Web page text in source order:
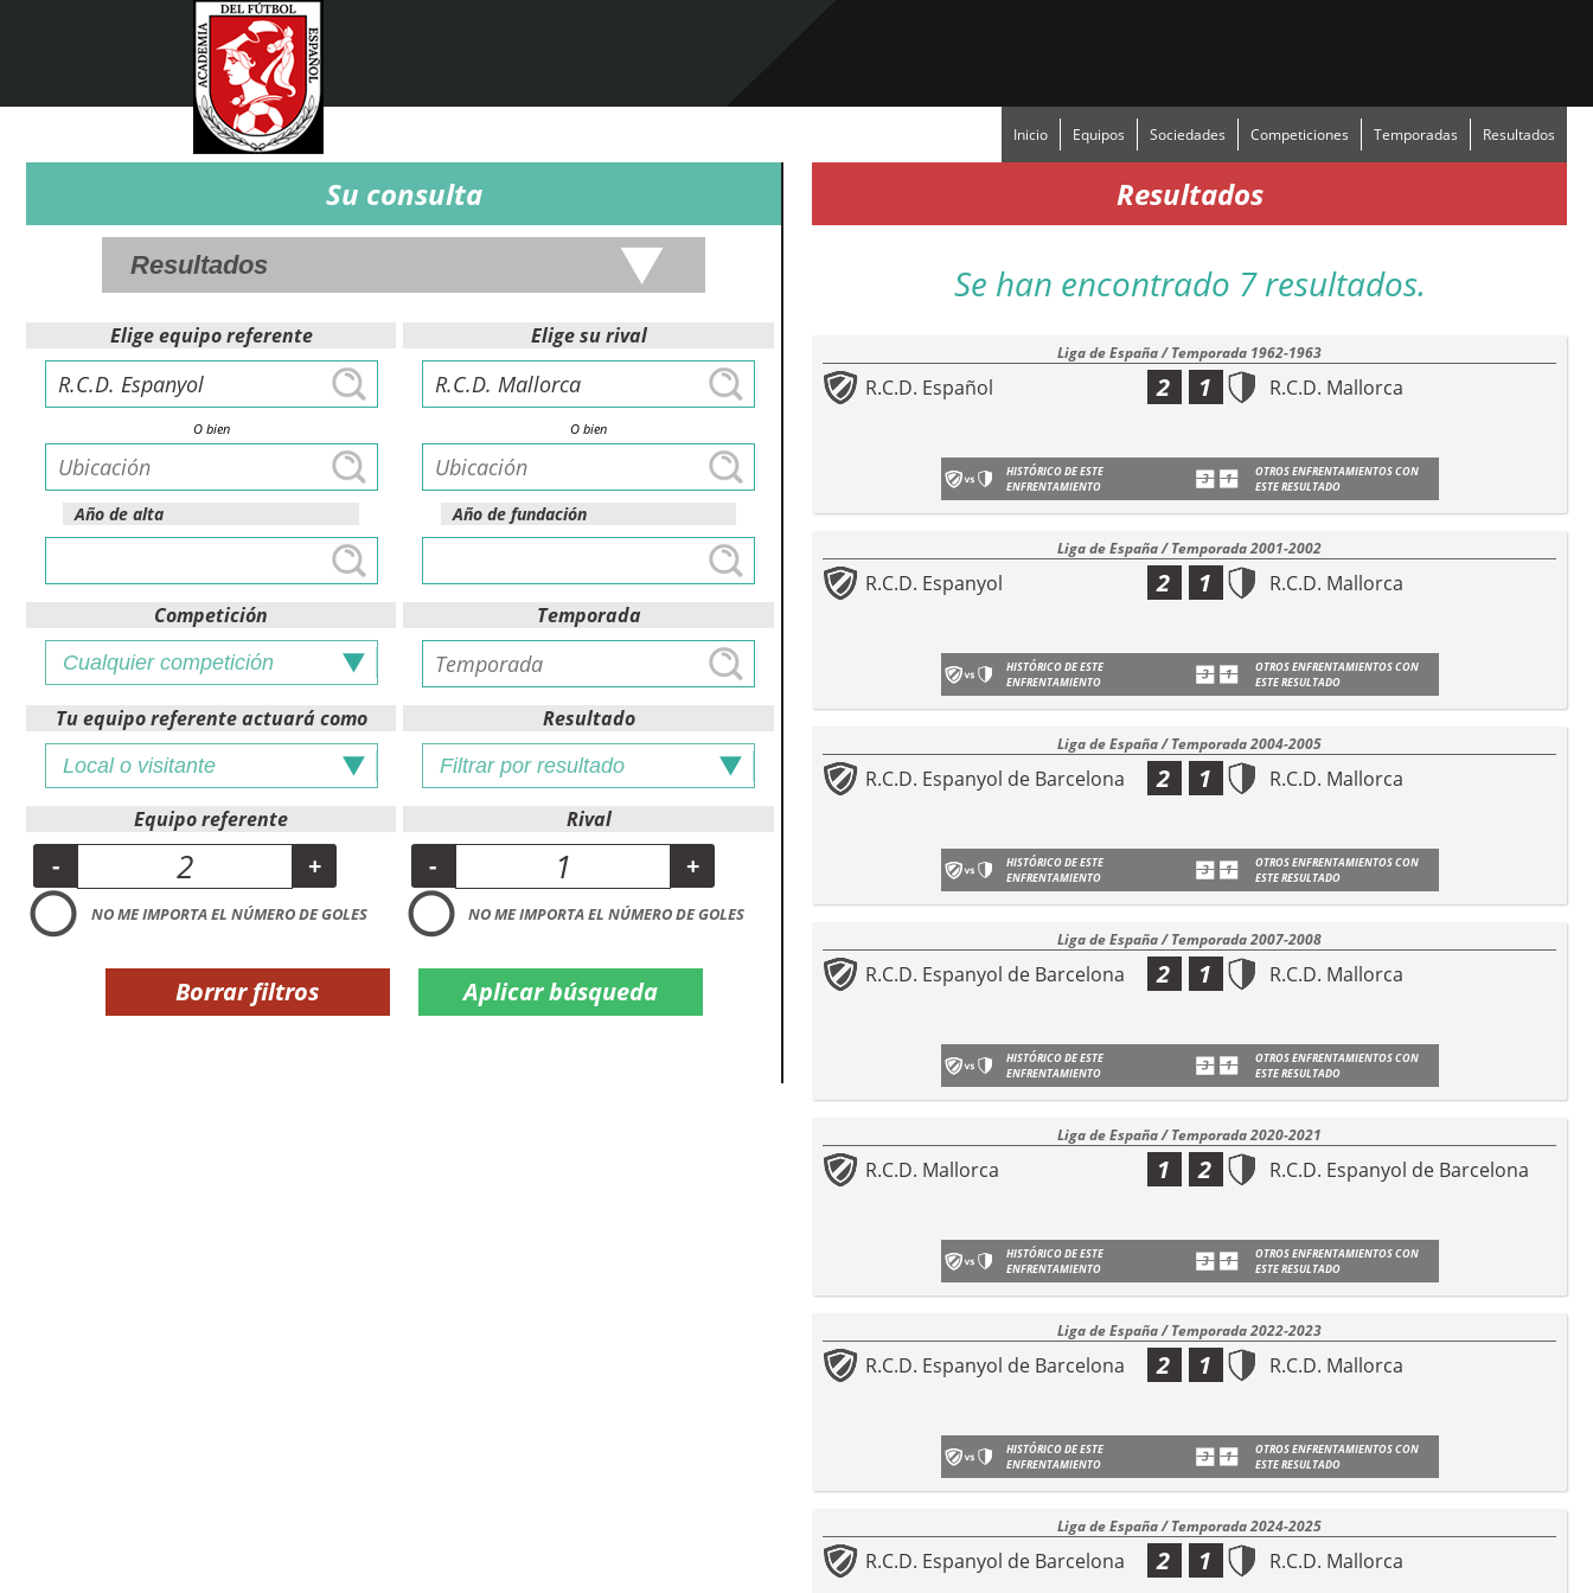
Inicio Equipos Sociedades Competiciones Temporadas Resultados
Su consulta
Elige equipo referente
O bien
Año de alta
Elige su rival
O bien
Año de fundación
Competición Temporada
Tu equipo referente actuará como Resultado
Equipo referente
- +
NO ME IMPORTA EL NÚMERO DE GOLES
Rival
- +
NO ME IMPORTA EL NÚMERO DE GOLES
Borrar filtros
Resultados
Se han encontrado 7 resultados.
Liga de España / Temporada 1962-1963
R.C.D. Español 2 R.C.D. Mallorca
1
HISTÓRICO DE ESTE
ENFRENTAMIENTO
OTROS ENFRENTAMIENTOS CON
ESTE RESULTADO
Liga de España / Temporada 2001-2002
R.C.D. Espanyol 2 R.C.D. Mallorca
1
HISTÓRICO DE ESTE
ENFRENTAMIENTO
OTROS ENFRENTAMIENTOS CON
ESTE RESULTADO
Liga de España / Temporada 2004-2005
R.C.D. Espanyol de Barcelona 2 R.C.D. Mallorca
1
HISTÓRICO DE ESTE
ENFRENTAMIENTO
OTROS ENFRENTAMIENTOS CON
ESTE RESULTADO
Liga de España / Temporada 2007-2008
R.C.D. Espanyol de Barcelona 2 R.C.D. Mallorca
1
HISTÓRICO DE ESTE
ENFRENTAMIENTO
OTROS ENFRENTAMIENTOS CON
ESTE RESULTADO
Liga de España / Temporada 2020-2021
R.C.D. Mallorca 1 R.C.D. Espanyol de Barcelona
2
HISTÓRICO DE ESTE
ENFRENTAMIENTO
OTROS ENFRENTAMIENTOS CON
ESTE RESULTADO
Liga de España / Temporada 2022-2023
R.C.D. Espanyol de Barcelona 2 R.C.D. Mallorca
1
HISTÓRICO DE ESTE
ENFRENTAMIENTO
OTROS ENFRENTAMIENTOS CON
ESTE RESULTADO
Liga de España / Temporada 2024-2025
R.C.D. Espanyol de Barcelona 2 R.C.D. Mallorca
1